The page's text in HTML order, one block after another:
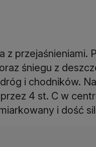
z przejaśnieniami.
śniegu z
i chodników.
4 st. C w